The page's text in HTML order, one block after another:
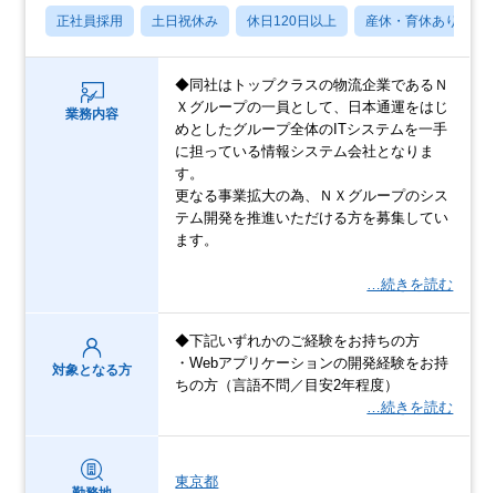
正社員採用 土日祝休み 休日120日以上 産休・育休あり
業務内容
◆同社はトップクラスの物流企業であるＮ
Ｘグループの一員として、日本通運をはじ
めとしたグループ全体のITシステムを一手
に担っている情報システム会社となりま
す。
更なる事業拡大の為、ＮＸグループのシス
テム開発を推進いただける方を募集してい
ます。
…続きを読む
対象となる方
◆下記いずれかのご経験をお持ちの方
・Webアプリケーションの開発経験をお持
ちの方（言語不問／目安2年程度）
…続きを読む
東京都